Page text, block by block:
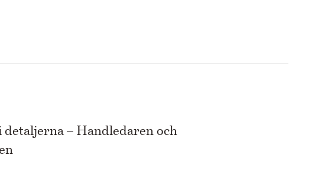
detaljerna – Handledaren och